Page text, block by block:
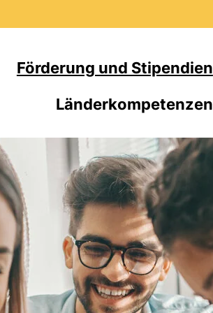
Förderung und Stipendien
Länderkompetenzen